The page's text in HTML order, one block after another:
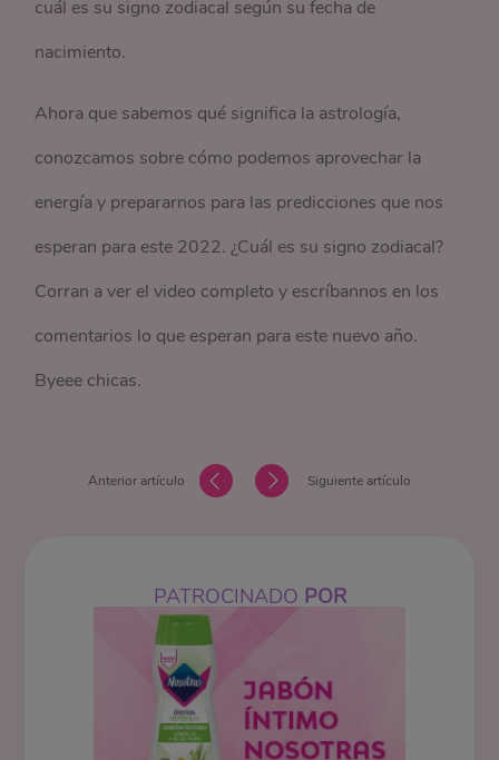
cuál es su signo zodiacal según su fecha de
nacimiento.
Ahora que sabemos qué significa la astrología,
conozcamos sobre cómo podemos aprovechar la
energía y prepararnos para las predicciones que nos
esperan para este 2022. ¿Cuál es su signo zodiacal?
Corran a ver el video completo y escríbannos en los
comentarios lo que esperan para este nuevo año.
Byeee chicas.
Anterior artículo Siguiente artículo
PATROCINADO POR